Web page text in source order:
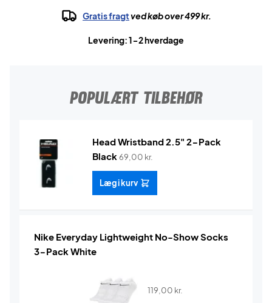
Gratis fragtved køb over 499 kr.
Levering: 1-2 hverdage
POPULÆRT TILBEHØR
Head Wristband 2.5" 2-Pack
Black69,00 kr.
Læg i kurv
Nike Everyday Lightweight No-Show Socks
3-Pack White
119,00 kr.